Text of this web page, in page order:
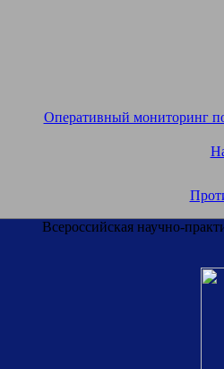
Оперативный мониторинг
Всероссийская научно-